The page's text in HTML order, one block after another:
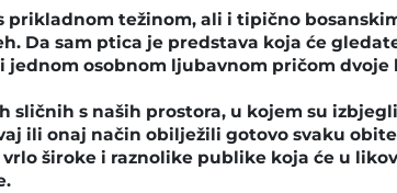
prikladnom težinom, ali i tipično
Da sam ptica je predstava koja će
osobnom ljubavnom pričom dvoje
sličnih s naših prostora, u kojem su
ili onaj način obilježili gotovo svaku
široke i raznolike publike koja će u